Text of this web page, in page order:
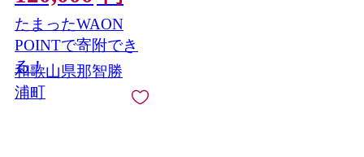
玉） ［Hn9］
たまったWAON
POINTで寄附でき
る！
和歌山県那智勝
浦町